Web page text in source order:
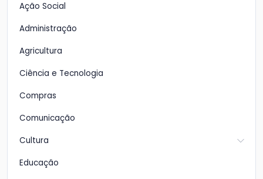
Ação Social
Administração
Agricultura
Ciência e Tecnologia
Compras
Comunicação
Cultura
Educação